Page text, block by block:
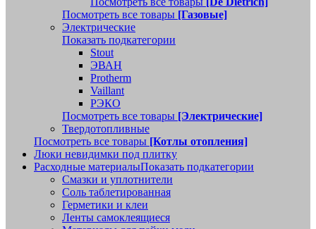
Посмотреть все товары [Газовые]
Электрические
Показать подкатегории
Stout
ЭВАН
Protherm
Vaillant
РЭКО
Посмотреть все товары [Электрические]
Твердотопливные
Посмотреть все товары [Котлы отопления]
Люки невидимки под плитку
Расходные материалыПоказать подкатегории
Смазки и уплотнители
Соль таблетированная
Герметики и клеи
Ленты самоклеящиеся